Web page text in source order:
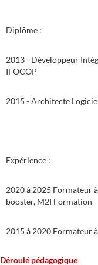
Diplôme :
2013 - Développeur
IFOCOP
2015 - Architecte
Expérience :
2020 à 2025 Formateur
booster, M2I Formation
2015 à 2020 Formateur
Déroulé pédagogique